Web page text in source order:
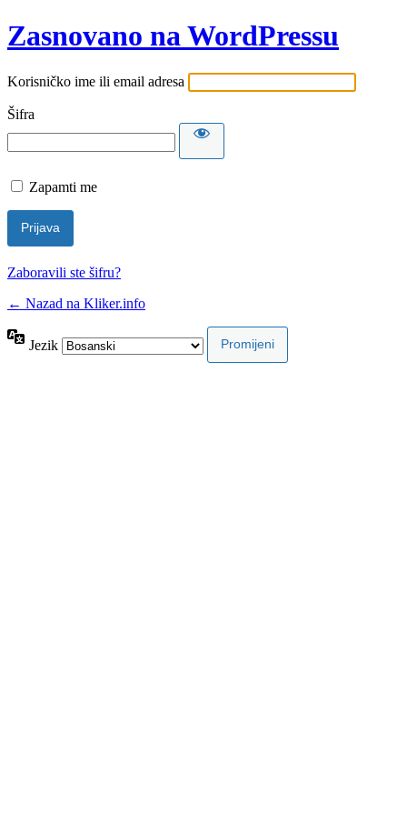
Zasnovano na WordPressu
Korisničko ime ili email adresa
Šifra
Zapamti me
Zaboravili ste šifru?
← Nazad na Kliker.info
Jezik